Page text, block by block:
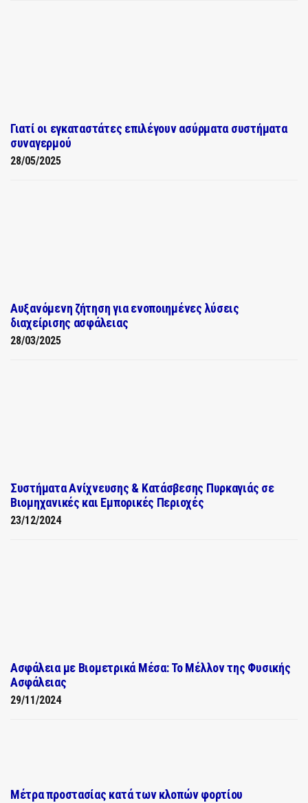
Γιατί οι εγκαταστάτες επιλέγουν ασύρματα συστήματα
συναγερμού
28/05/2025
Αυξανόμενη ζήτηση για ενοποιημένες λύσεις
διαχείρισης ασφάλειας
28/03/2025
Συστήματα Ανίχνευσης & Κατάσβεσης Πυρκαγιάς σε
Βιομηχανικές και Εμπορικές Περιοχές
23/12/2024
Ασφάλεια με Βιομετρικά Μέσα: Το Μέλλον της Φυσικής
Ασφάλειας
29/11/2024
Μέτρα προστασίας κατά των κλοπών φορτίου